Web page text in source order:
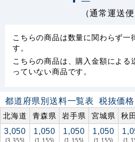
（通常運送便
こちらの商品は数量に関わらず一
す。
こちらの商品は、購入金額による
っていない商品です。
都道府県別送料一覧表 税抜価格
北海道
青森県 岩手県 宮城県 秋
3,050
(3,355)
1,050
(1,155)
1,050
(1,155)
1,050
(1,155)